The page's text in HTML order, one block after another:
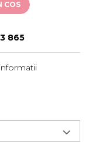
COS
865